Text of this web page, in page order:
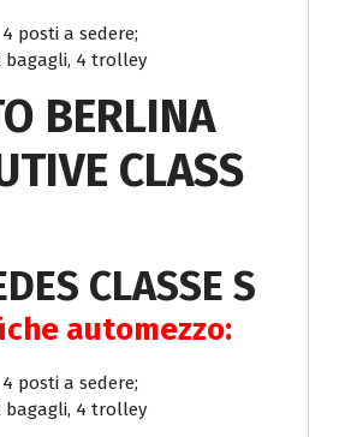
4 posti a sedere;
bagagli, 4 trolley
BERLINA
CLASS
CLASSE S
automezzo:
4 posti a sedere;
bagagli, 4 trolley